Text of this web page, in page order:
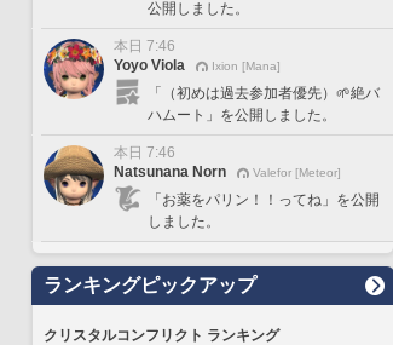
公開しました。
本日 7:46
Yoyo Viola
Ixion [Mana]
「（初めは過去参加者優先）🌱絶バ
ハムート」を公開しました。
本日 7:46
Natsunana Norn
Valefor [Meteor]
「お薬をパリン！！ってね」を公開
しました。
ランキングピックアップ
クリスタルコンフリクト ランキング